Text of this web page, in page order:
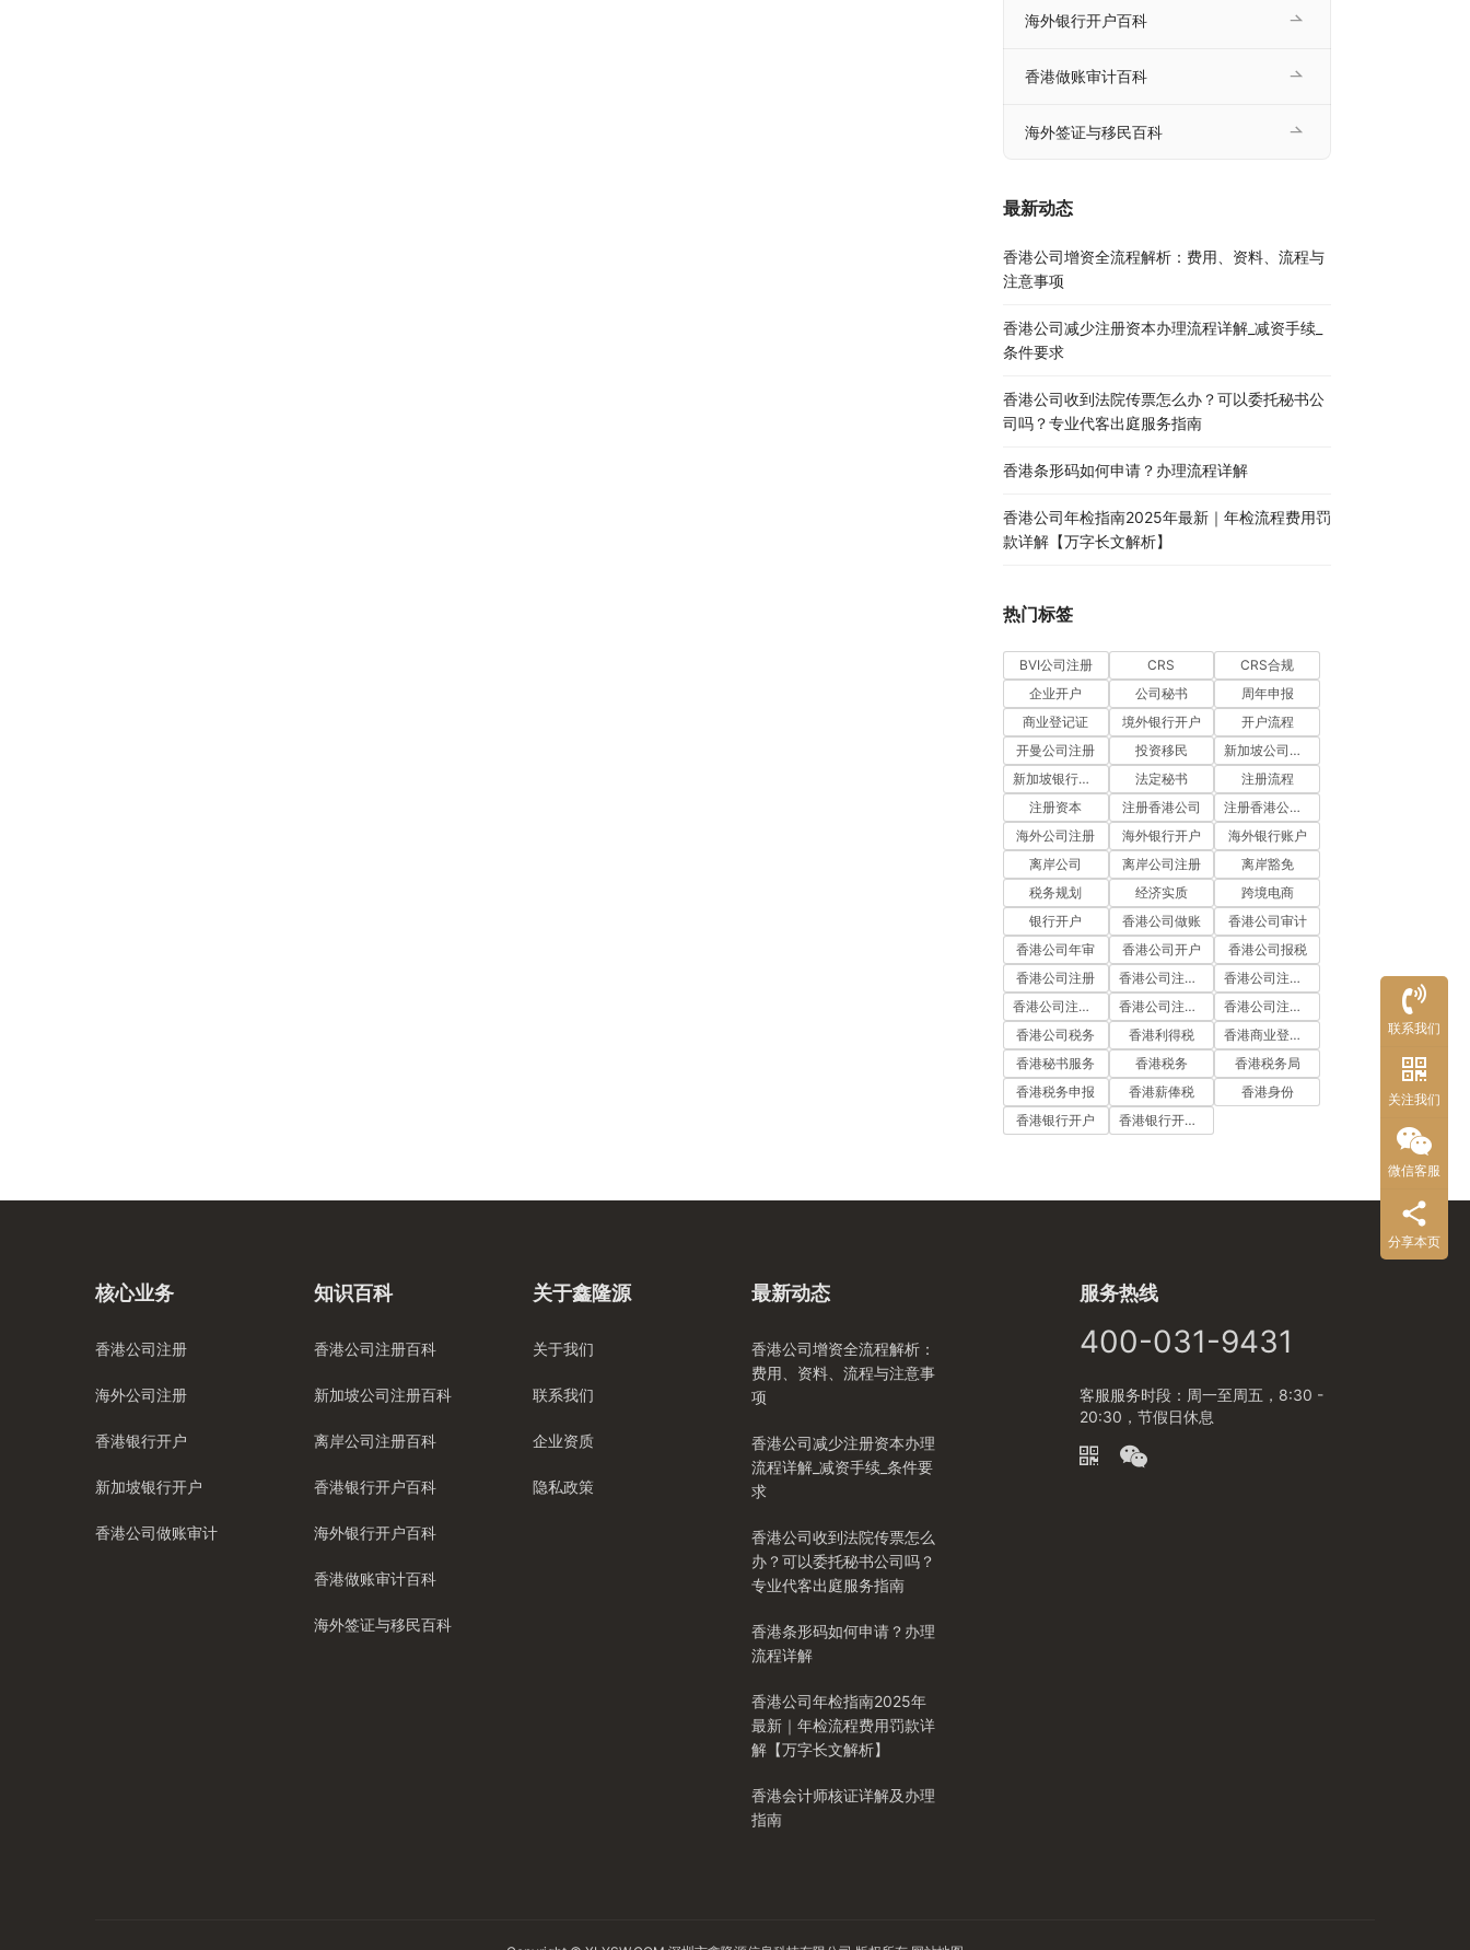
海外银行开户百科
香港做账审计百科
海外签证与移民百科
最新动态
香港公司增资全流程解析：费用、资料、流程与
注意事项
香港公司减少注册资本办理流程详解_减资手续_
条件要求
香港公司收到法院传票怎么办？可以委托秘书公
司吗？专业代客出庭服务指南
香港条形码如何申请？办理流程详解
香港公司年检指南2025年最新｜年检流程费用罚
款详解【万字长文解析】
热门标签
BVI公司注册 CRS
CRS合规
企业开户
公司秘书
周年申报
商业登记证
境外银行开户
开户流程
开曼公司注册
投资移民
新加坡公司注册
新加坡银行开户
法定秘书
注册流程
注册资本
注册香港公司
注册香港公司流程
海外公司注册
海外银行开户
海外银行账户
离岸公司
离岸公司注册
离岸豁免
税务规划
经济实质
跨境电商
银行开户
香港公司做账
香港公司审计
香港公司年审
香港公司开户
香港公司报税
香港公司注册
香港公司注册代办
香港公司注册处
香港公司注册流程
香港公司注册费用
香港公司注册资料
香港公司税务
香港利得税
香港商业登记证
香港秘书服务
香港税务
香港税务局
香港税务申报
香港薪俸税
香港身份
香港银行开户
香港银行开户流程
核心业务
香港公司注册
海外公司注册
香港银行开户
新加坡银行开户
香港公司做账审计
知识百科
香港公司注册百科
新加坡公司注册百科
离岸公司注册百科
香港银行开户百科
海外银行开户百科
香港做账审计百科
海外签证与移民百科
关于鑫隆源
关于我们
联系我们
企业资质
隐私政策
最新动态
香港公司增资全流程解析：
费用、资料、流程与注意事
项
香港公司减少注册资本办理
流程详解_减资手续_条件要
求
香港公司收到法院传票怎么
办？可以委托秘书公司吗？
专业代客出庭服务指南
香港条形码如何申请？办理
流程详解
香港公司年检指南2025年
最新｜年检流程费用罚款详
解【万字长文解析】
香港会计师核证详解及办理
指南
服务热线
400-031-9431
客服服务时段：周一至周五，8:30 -
20:30，节假日休息
联系我们
关注我们
微信客服
分享本页